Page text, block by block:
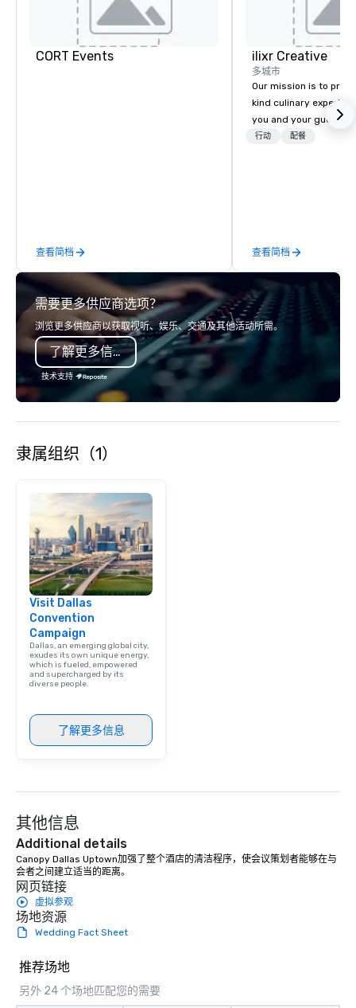
CORT Events
查看简档
ilixr Creative
多城市
Our mission is to
kind culinary
you and your guests
memories and
catering industry.
行动 配餐
查看简档
需要更多供应商选项？
浏览更多供应商以获取视听、娱乐、交通及其他活动所需。
了解更多信息
技术支持
隶属组织（1）
Visit Dallas
Convention
Campaign
Dallas, an emerging global city,
exudes its own unique energy,
which is fueled, empowered
and supercharged by its
diverse people.
了解更多信息
其他信息
Additional details
Canopy Dallas Uptown加强了整个酒店的清洁程序，使会议策划者能够在与
会者之间建立适当的距离。
网页链接
虚拟参观
场地资源
Wedding Fact Sheet
推荐场地
另外 24 个场地匹配您的需要